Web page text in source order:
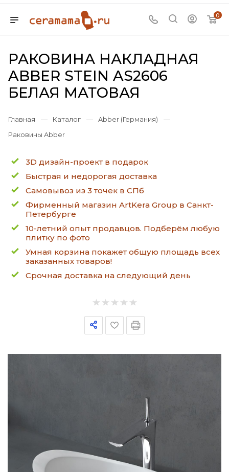
0
РАКОВИНА НАКЛАДНАЯ
ABBER STEIN AS2606
БЕЛАЯ МАТОВАЯ
Главная — Каталог — Abber (Германия)
—
Раковины Abber
3D дизайн-проект в подарок
Быстрая и недорогая доставка
Самовывоз из 3 точек в СПб
Фирменный магазин ArtKera Group в Санкт-
Петербурге
10-летний опыт продавцов. Подберём любую
плитку по фото
Умная корзина покажет общую площадь всех
заказанных товаров!
Срочная доставка на следующий день